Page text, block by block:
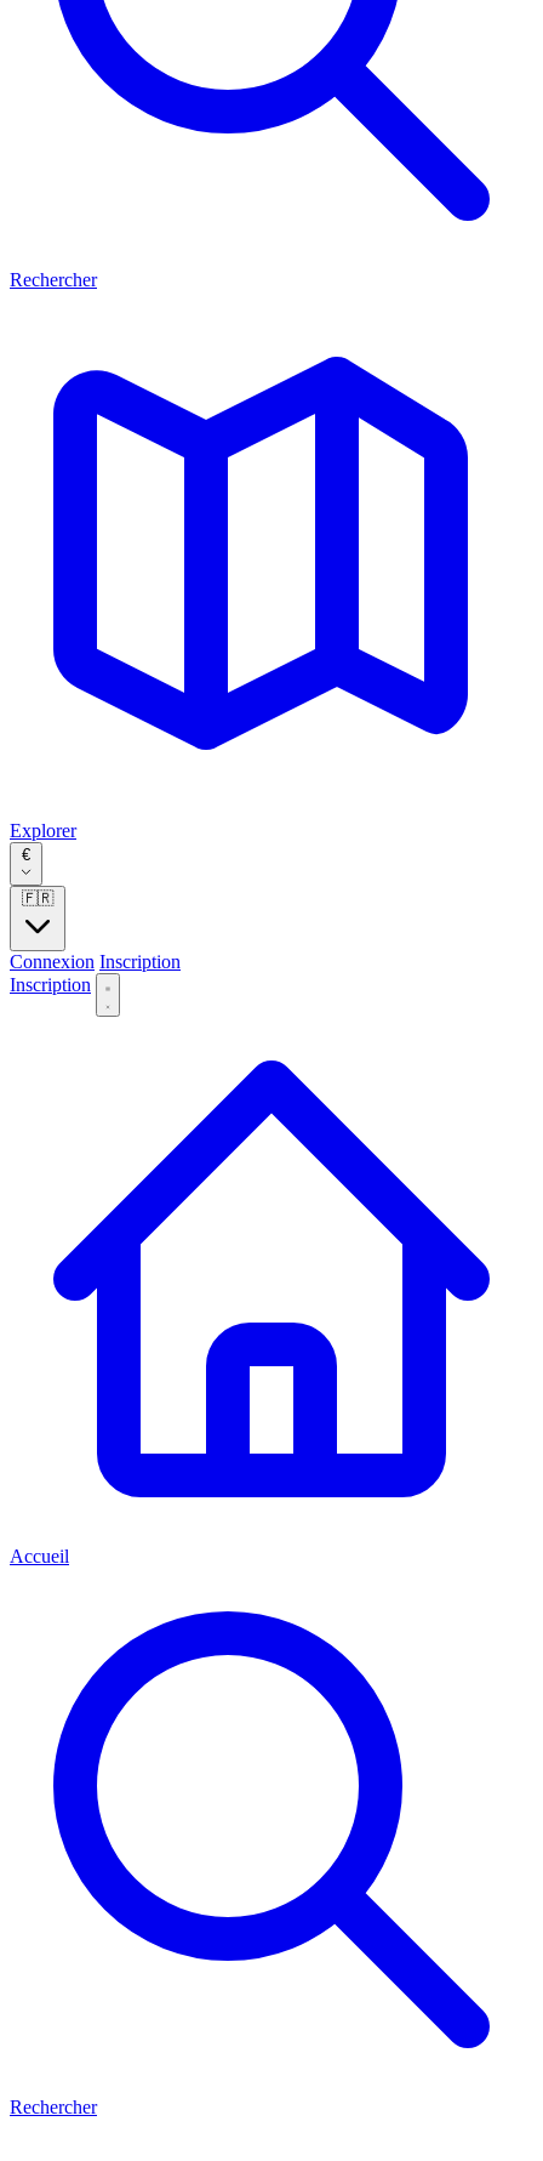
Rechercher
Explorer
€
🇫🇷
Connexion Inscription
Inscription
Accueil
Rechercher